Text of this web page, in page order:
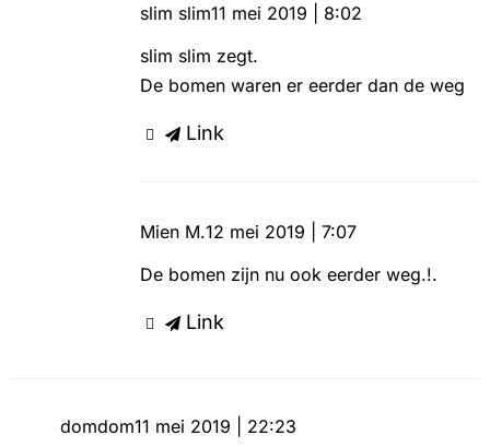
slim slim11 mei 2019 | 8:02
slim slim zegt.
De bomen waren er eerder dan de weg
Link
Mien M.12 mei 2019 | 7:07
De bomen zijn nu ook eerder weg.!.
Link
domdom11 mei 2019 | 22:23